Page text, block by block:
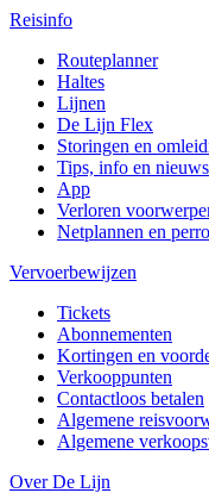
Reisinfo
Routeplanner
Haltes
Lijnen
De Lijn Flex
Storingen en
Tips, info en nieuws
App
Verloren
Netplannen en
Vervoerbewijzen
Tickets
Abonnementen
Kortingen en
Verkooppunten
Contactloos betalen
Algemene
Algemene
Over De Lijn